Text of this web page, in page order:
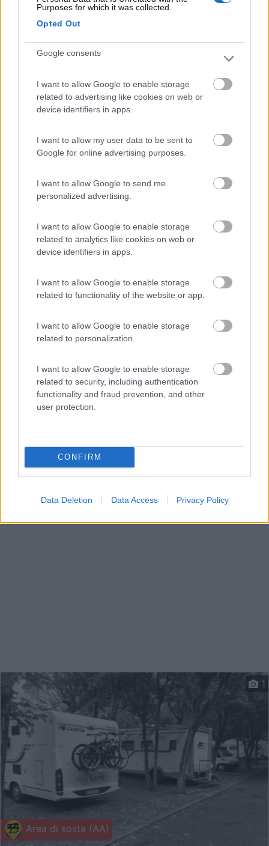
Purposes for which it was collected.
Opted Out
Google consents
I want to allow Google to enable storage
related to advertising like cookies on web or
device identifiers in apps.
I want to allow my user data to be sent to
Google for online advertising purposes.
I want to allow Google to send me
personalized advertising.
I want to allow Google to enable storage
related to analytics like cookies on web or
device identifiers in apps.
I want to allow Google to enable storage
related to functionality of the website or app.
I want to allow Google to enable storage
related to personalization.
I want to allow Google to enable storage
related to security, including authentication
functionality and fraud prevention, and other
user protection.
CONFIRM
Data Deletion Data Access Privacy Policy
Campeggio
Da Rondinella
Servizi / Posizione
L'agricampeggio, ai piedi della Maiella, è un'area agric...
Caramanico Terme (PE) - 41.2km
Area di sosta (AA)
Agriturismo Tholos
10 2
Servizi / Posizione
C/o agriturismo 'Tholos', nel Parco Nazionale della
Majel...
Loc. Collarso
Area di sosta (AA)
1